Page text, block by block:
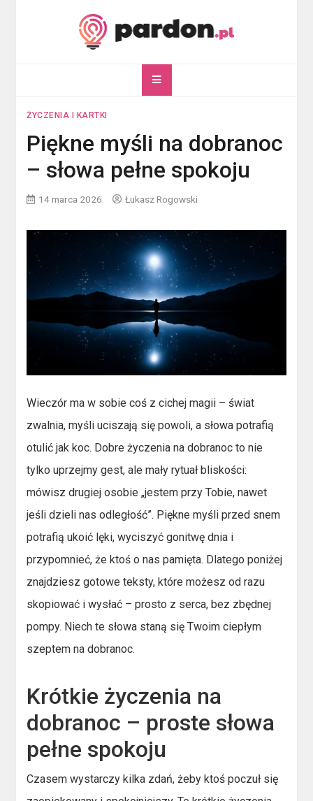
pardon.pl
ŻYCZENIA I KARTKI
Piękne myśli na dobranoc
– słowa pełne spokoju
14 marca 2026 Łukasz Rogowski
Wieczór ma w sobie coś z cichej magii – świat
zwalnia, myśli uciszają się powoli, a słowa potrafią
otulić jak koc. Dobre życzenia na dobranoc to nie
tylko uprzejmy gest, ale mały rytuał bliskości:
mówisz drugiej osobie „jestem przy Tobie, nawet
jeśli dzieli nas odległość”. Piękne myśli przed snem
potrafią ukoić lęki, wyciszyć gonitwę dnia i
przypomnieć, że ktoś o nas pamięta. Dlatego poniżej
znajdziesz gotowe teksty, które możesz od razu
skopiować i wysłać – prosto z serca, bez zbędnej
pompy. Niech te słowa staną się Twoim ciepłym
szeptem na dobranoc.
Krótkie życzenia na
dobranoc – proste słowa
pełne spokoju
Czasem wystarczy kilka zdań, żeby ktoś poczuł się